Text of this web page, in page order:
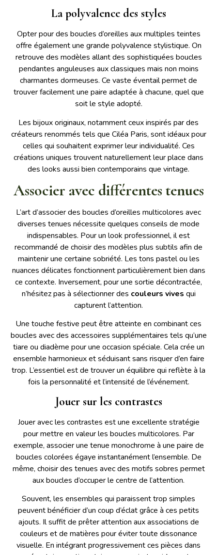
La polyvalence des styles
Opter pour des boucles d’oreilles aux multiples teintes
offre également une grande polyvalence stylistique. On
retrouve des modèles allant des sophistiquées boucles
pendantes anguleuses aux classiques mais non moins
charmantes dormeuses. Ce vaste éventail permet de
trouver facilement une paire adaptée à chacune, quel que
soit le style adopté.
Les bijoux originaux, notamment ceux inspirés par des
créateurs renommés tels que Ciléa Paris, sont idéaux pour
celles qui souhaitent exprimer leur individualité. Ces
créations uniques trouvent naturellement leur place dans
des looks aussi bien contemporains que vintage.
Associer avec différentes tenues
L’art d’associer des boucles d’oreilles multicolores avec
diverses tenues nécessite quelques conseils de mode
indispensables. Pour un look professionnel, il est
recommandé de choisir des modèles plus subtils afin de
maintenir une certaine sobriété. Les tons pastel ou les
nuances délicates fonctionnent particulièrement bien dans
ce contexte. Inversement, pour une sortie décontractée,
n’hésitez pas à sélectionner des couleurs vives qui
capturent l’attention.
Une touche festive peut être atteinte en combinant ces
boucles avec des accessoires supplémentaires tels qu’une
tiare ou diadème pour une occasion spéciale. Cela crée un
ensemble harmonieux et séduisant sans risquer d’en faire
trop. L’essentiel est de trouver un équilibre qui reflète à la
fois la personnalité et l’intensité de l’événement.
Jouer sur les contrastes
Jouer avec les contrastes est une excellente stratégie
pour mettre en valeur les boucles multicolores. Par
exemple, associer une tenue monochrome à une paire de
boucles colorées égaye instantanément l’ensemble. De
même, choisir des tenues avec des motifs sobres permet
aux boucles d’occuper le centre de l’attention.
Souvent, les ensembles qui paraissent trop simples
peuvent bénéficier d’un coup d’éclat grâce à ces petits
ajouts. Il suffit de prêter attention aux associations de
couleurs et de matières pour éviter toute dissonance
visuelle. En intégrant progressivement ces pièces dans